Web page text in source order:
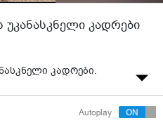
კადრები
კადრები.
Autoplay